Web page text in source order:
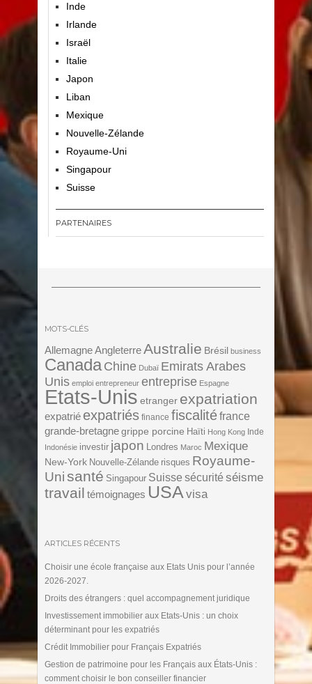
Inde
Irlande
Israël
Italie
Japon
Liban
Mexique
Nouvelle-Zélande
Royaume-Uni
Singapour
Suisse
PARTENAIRES
MOTS-CLÉS
Allemagne AngleterreAustralie Brésil business
Canada Chine Dubaï Emirats Arabes
Unis emploi entrepreneur entreprise Espagne
Etats-Unis etranger expatriation
expatrié expatriés finance fiscalitéfrance
grande-bretagne grippe porcine Haïti Hong Kong Inde
Indonésie investir japon Londres Maroc Mexique
New-York Nouvelle-Zélande risques Royaume-
Unisanté Singapour Suisse sécurité séisme
travail témoignages USA visa
ARTICLES RÉCENTS
Choisir une école française aux Etats Unis pour l’année
2026-2027.
Droits des étrangers : quel accompagnement juridique
Investissement immobilier aux Etats-Unis : un choix
déterminant pour les expatriés
Crédit Immobilier pour Français Expatriés
Gestion de patrimoine pour les Français aux États-Unis :
comment choisir le bon conseiller financier